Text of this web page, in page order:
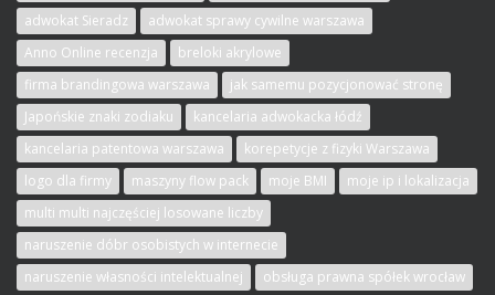
adwokat Sieradz
adwokat sprawy cywilne warszawa
Anno Online recenzja
breloki akrylowe
firma brandingowa warszawa
jak samemu pozycjonować stronę
Japońskie znaki zodiaku
kancelaria adwokacka łódź
kancelaria patentowa warszawa
korepetycje z fizyki Warszawa
logo dla firmy
maszyny flow pack moje BMI
moje ip i lokalizacja
multi multi najczęściej losowane liczby
naruszenie dóbr osobistych w internecie
naruszenie własności intelektualnej
obsługa prawna spółek wrocław